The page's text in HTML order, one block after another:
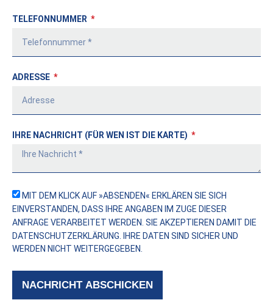
TELEFONNUMMER
ADRESSE
IHRE NACHRICHT (FÜR WEN IST DIE KARTE)
MIT DEM KLICK AUF »ABSENDEN« ERKLÄREN SIE SICH
EINVERSTANDEN, DASS IHRE ANGABEN IM ZUGE DIESER
ANFRAGE VERARBEITET WERDEN. SIE AKZEPTIEREN DAMIT DIE
DATENSCHUTZERKLÄRUNG . IHRE DATEN SIND SICHER UND
WERDEN NICHT WEITERGEGEBEN.
NACHRICHT ABSCHICKEN